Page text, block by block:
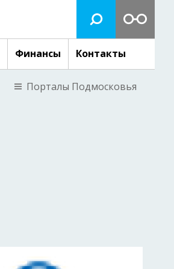
Финансы Контакты
Порталы Подмосковья